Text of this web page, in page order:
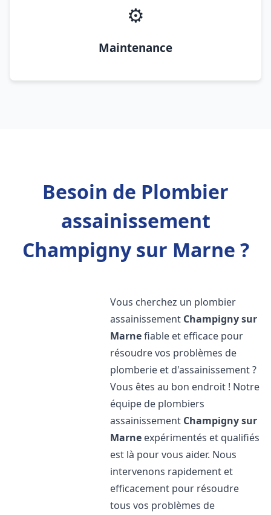
⚙️
Maintenance
Besoin de Plombier
assainissement
Champigny sur Marne ?
Vous cherchez un plombier
assainissement Champigny sur
Marnefiable et efficace pour
résoudre vos problèmes de
plomberie et d'assainissement ?
Vous êtes au bon endroit ! Notre
équipe de plombiers
assainissement Champigny sur
Marne expérimentés et qualifiés
est là pour vous aider. Nous
intervenons rapidement et
efficacement pour résoudre
tous vos problèmes de